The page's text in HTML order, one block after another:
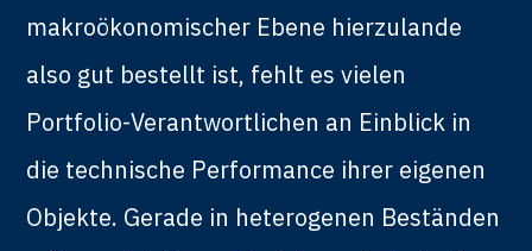
makroökonomischer Ebene hierzulande
also gut bestellt ist, fehlt es vielen
Portfolio-Verantwortlichen an Einblick in
die technische Performance ihrer eigenen
Objekte. Gerade in heterogenen Beständen